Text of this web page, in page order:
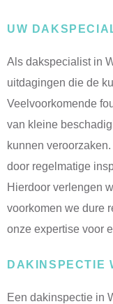
UW
Als dakspecialist in
uitdagingen die de
Veelvoorkomende
van kleine
kunnen
door regelmatige
Hierdoor verlengen
voorkomen we dure
onze expertise voor
DAKINSPECTIE
Een dakinspectie in